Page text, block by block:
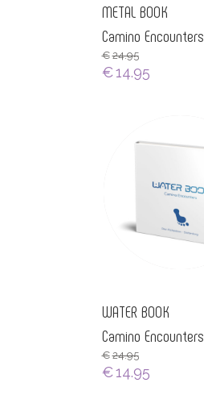
METAL BOOK
Camino Encounters
€ 24.95
€14.95
WATER BOOK
Camino Encounters
€ 24.95
€14.95